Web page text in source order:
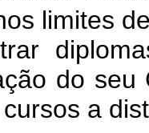
limites
do
a